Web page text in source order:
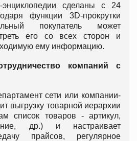
сделаны с 24
функции 3D-прокрутки
покупатель может
его со всех сторон и
ему информацию.
компаний с
сети или компании-
выгрузку товарной иерархии
список товаров - артикул,
др.) и настраивает
прайсов, регулярное